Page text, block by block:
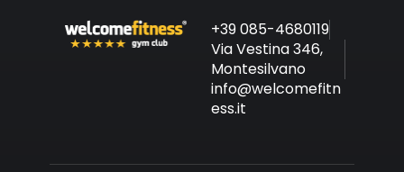
+39 085-4680119
Via Vestina 346,
Montesilvano
info@welcomefitn
ess.it